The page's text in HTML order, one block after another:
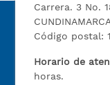
Carrera. 3 No.
Código postal:
Horario de
horas.